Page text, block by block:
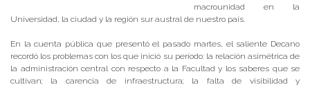
macrounidad en la
Universidad, la ciudad y la región sur austral de nuestro país.
En la cuenta pública que presentó el pasado martes, el saliente Decano
recordó los problemas con los que inició su período: la relación asimétrica de
la administración central con respecto a la Facultad y los saberes que se
cultivan; la carencia de infraestructura; la falta de visibilidad y